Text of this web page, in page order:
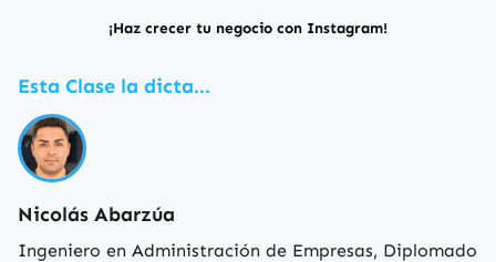
¡Haz crecer tu negocio con Instagram!
Esta Clase la dicta...
Nicolás Abarzúa
Ingeniero en Administración de Empresas, Diplomado